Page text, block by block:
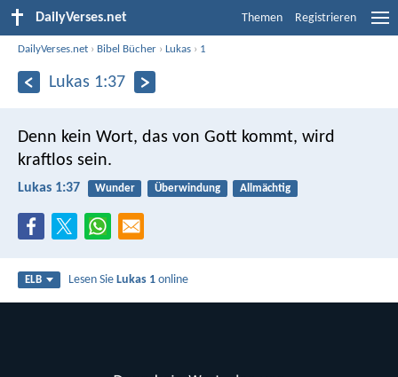
DailyVerses.net Themen Registrieren
DailyVerses.net › Bibel Bücher ›Lukas › 1
Lukas 1:37
Denn kein Wort, das von Gott kommt, wird
kraftlos sein.
Lukas 1:37 Wunder Überwindung Allmächtig
ELB Lesen SieLukas 1 online